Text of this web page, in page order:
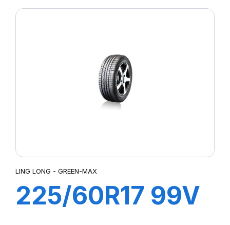
LING LONG - GREEN-MAX
225/60R17 99V